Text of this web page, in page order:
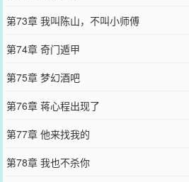
第73章 我叫陈山，不叫小师傅
第74章 奇门遁甲
第75章 梦幻酒吧
第76章 蒋心程出现了
第77章 他来找我的
第78章 我也不杀你